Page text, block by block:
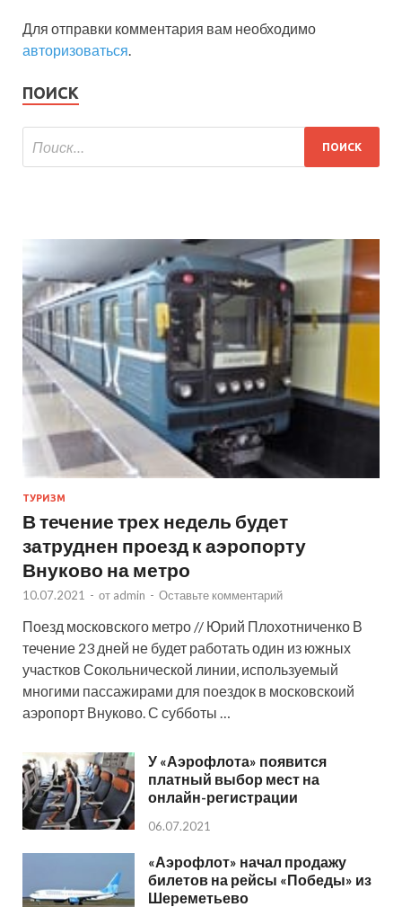
Для отправки комментария вам необходимо
авторизоваться.
ПОИСК
ТУРИЗМ
В течение трех недель будет
затруднен проезд к аэропорту
Внуково на метро
10.07.2021 - от admin - Оставьте комментарий
Поезд московского метро // Юрий Плохотниченко В
течение 23 дней не будет работать один из южных
участков Сокольнической линии, используемый
многими пассажирами для поездок в московскоий
аэропорт Внуково. С субботы …
У «Аэрофлота» появится
платный выбор мест на
онлайн-регистрации
06.07.2021
«Аэрофлот» начал продажу
билетов на рейсы «Победы» из
Шереметьево